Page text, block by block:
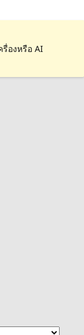
for
Discord
องหรือ AI